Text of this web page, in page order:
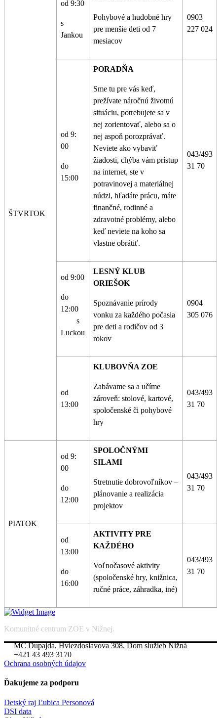
ŠTVRTOK
od 9:30
s
Jankou
Pohybové a hudobné hry
pre menšie deti od 7
mesiacov
0903
227 024
od 9:
00
do
15:00
PORADŇA
Sme tu pre vás keď,
prežívate náročnú životnú
situáciu, potrebujete sa v
nej zorientovať, alebo sa o
nej aspoň porozprávať.
Neviete ako vybaviť
žiadosti, chýba vám prístup
na internet, ste v
potravinovej a materiálnej
núdzi, hľadáte prácu, máte
finančné, rodinné a
zdravotné problémy, alebo
keď neviete na koho sa
vlastne obrátiť.
043/493
31 70
od 9:00
do
12:00
s
Luckou
LESNÝ KLUB
ORIEŠOK
Spoznávanie prírody
vonku za každého počasia
pre deti a rodičov od 3
rokov
0904
305 076
od
13:00
KLUBOVŇA ZOE
Zabávame sa a učíme
zároveň: stolové, kartové,
spoločenské či pohybové
hry
043/493
31 70
PIATOK
od 9:
00
do
12:00
SPOLOČNÝMI
SILAMI
Stretnutie dobrovoľníkov –
plánovanie a realizácia
projektov
043/493
31 70
od
13:00
do
16:00
AKTIVITY PRE
KAŽDÉHO
Voľnočasové aktivity
(spoločenské hry, knižnica,
ručné práce, záhradka, iné)
043/493
31 70
Komunitné centrum ZOE v Nižnej.
MC Dupajda, Hviezdoslavova 308, Dom služieb Nižná
+421 43 493 3170
Ochrana osobných údajov
Ďakujeme za podporu
Detský raj Ľubica Personová
DSI data